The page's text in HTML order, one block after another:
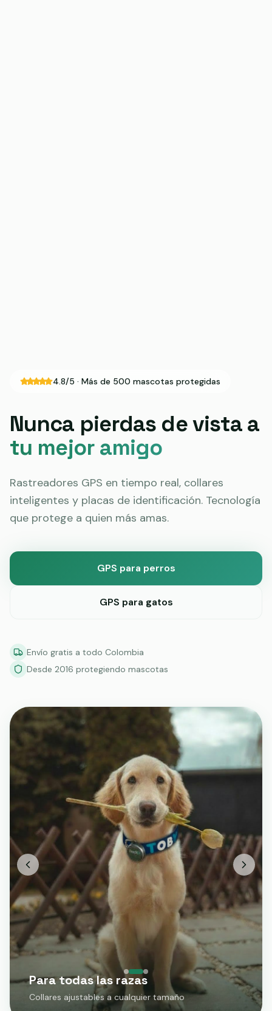
4.8/5 · Más de 500 mascotas protegidas
Nunca pierdas de vista a
tu mejor amigo
Rastreadores GPS en tiempo real, collares
inteligentes y placas de identificación. Tecnología
que protege a quien más amas.
GPS para perros
GPS para gatos
Envío gratis a todo Colombia
Desde 2016 protegiendo mascotas
Para todas las razas
Collares ajustables a cualquier tamaño